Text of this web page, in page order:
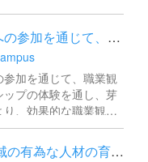
１年次は、先輩方の学習報告会への参加を通じて、職業観の種を植...
加を通じて、職業観
プの体験を通し、芽
、効果的な職業観や
づくりを行っていま
【職業観、勤労観の育成】 【地域の有為な人材の育成】 【地域...